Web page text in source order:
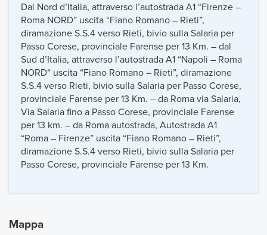
Dal Nord d’Italia, attraverso l’autostrada A1 “Firenze –
Roma NORD” uscita “Fiano Romano – Rieti”,
diramazione S.S.4 verso Rieti, bivio sulla Salaria per
Passo Corese, provinciale Farense per 13 Km. – dal
Sud d’Italia, attraverso l’autostrada A1 “Napoli – Roma
NORD“ uscita “Fiano Romano – Rieti”, diramazione
S.S.4 verso Rieti, bivio sulla Salaria per Passo Corese,
provinciale Farense per 13 Km. – da Roma via Salaria,
Via Salaria fino a Passo Corese, provinciale Farense
per 13 km. – da Roma autostrada, Autostrada A1
“Roma – Firenze” uscita “Fiano Romano – Rieti”,
diramazione S.S.4 verso Rieti, bivio sulla Salaria per
Passo Corese, provinciale Farense per 13 Km.
Mappa